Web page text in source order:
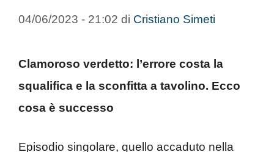
04/06/2023 - 21:02 di Cristiano Simeti
Clamoroso verdetto: l’errore costa la
squalifica e la sconfitta a tavolino. Ecco
cosa è successo
Episodio singolare, quello accaduto nella